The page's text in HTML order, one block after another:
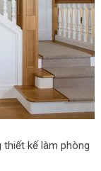
kế làm phòng